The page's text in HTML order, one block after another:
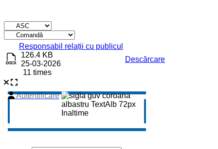
Titlu
Descărcare
Responsabil relații cu publicul
126.4 KB
25-03-2026
11 times
Descărcare